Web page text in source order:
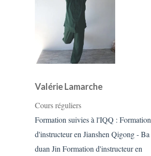
Valérie Lamarche
Cours réguliers
Formation suivies à l'IQQ : Formation
d'instructeur en Jianshen Qigong - Ba
duan Jin Formation d'instructeur en